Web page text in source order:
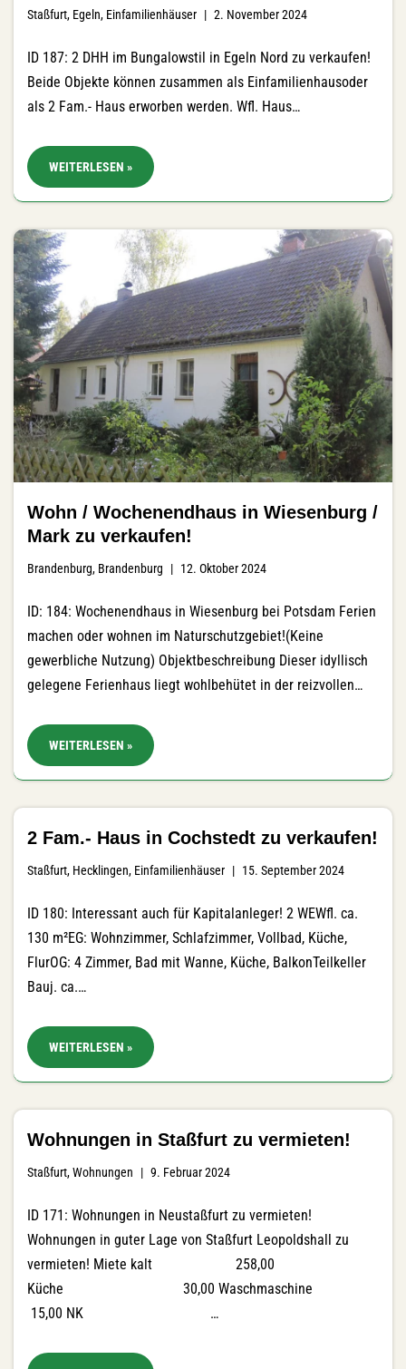
Staßfurt, Egeln, Einfamilienhäuser 2. November 2024
ID 187: 2 DHH im Bungalowstil in Egeln Nord zu verkaufen!
Beide Objekte können zusammen als Einfamilienhausoder
als 2 Fam.- Haus erworben werden. Wfl. Haus…
WEITERLESEN »
Wohn / Wochenendhaus in Wiesenburg /
Mark zu verkaufen!
Brandenburg, Brandenburg 12. Oktober 2024
ID: 184: Wochenendhaus in Wiesenburg bei Potsdam Ferien
machen oder wohnen im Naturschutzgebiet!(Keine
gewerbliche Nutzung) Objektbeschreibung Dieser idyllisch
gelegene Ferienhaus liegt wohlbehütet in der reizvollen…
WEITERLESEN »
2 Fam.- Haus in Cochstedt zu verkaufen!
Staßfurt, Hecklingen, Einfamilienhäuser 15. September 2024
ID 180: Interessant auch für Kapitalanleger! 2 WEWfl. ca.
130 m²EG: Wohnzimmer, Schlafzimmer, Vollbad, Küche,
FlurOG: 4 Zimmer, Bad mit Wanne, Küche, BalkonTeilkeller
Bauj. ca.…
WEITERLESEN »
Wohnungen in Staßfurt zu vermieten!
Staßfurt,Wohnungen 9. Februar 2024
ID 171: Wohnungen in Neustaßfurt zu vermieten!
Wohnungen in guter Lage von Staßfurt Leopoldshall zu
vermieten! Miete kalt 258,00
Küche 30,00 Waschmaschine
15,00 NK …